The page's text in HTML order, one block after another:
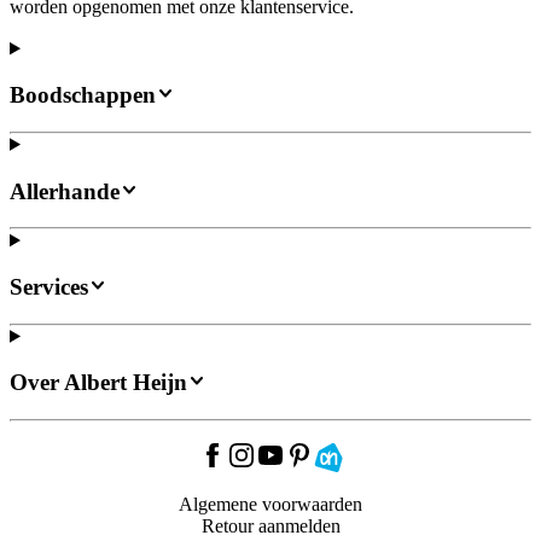
worden opgenomen met onze klantenservice.
Boodschappen
Allerhande
Services
Over Albert Heijn
Algemene voorwaarden
Retour aanmelden